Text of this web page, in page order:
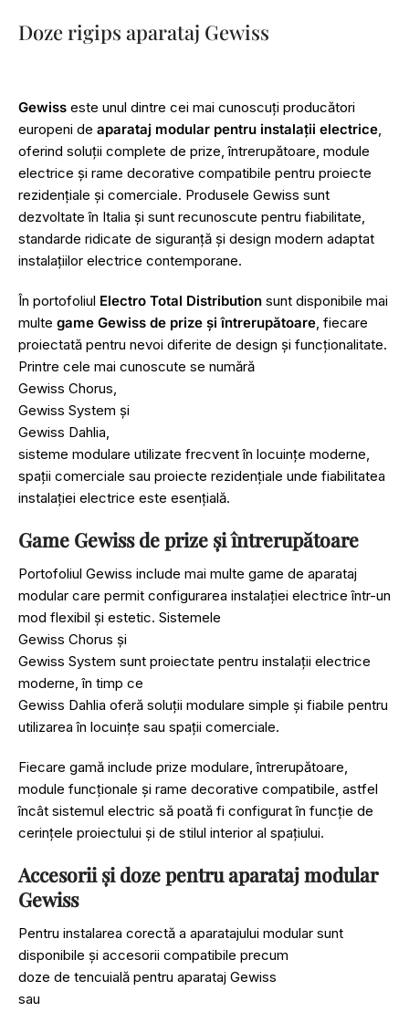
Doze rigips aparataj Gewiss
Gewiss este unul dintre cei mai cunoscuți producători
europeni de aparataj modular pentru instalații electrice,
oferind soluții complete de prize, întrerupătoare, module
electrice și rame decorative compatibile pentru proiecte
rezidențiale și comerciale. Produsele Gewiss sunt
dezvoltate în Italia și sunt recunoscute pentru fiabilitate,
standarde ridicate de siguranță și design modern adaptat
instalațiilor electrice contemporane.
În portofoliul Electro Total Distribution sunt disponibile mai
multe game Gewiss de prize și întrerupătoare, fiecare
proiectată pentru nevoi diferite de design și funcționalitate.
Printre cele mai cunoscute se numără
Gewiss Chorus,
Gewiss System și
Gewiss Dahlia,
sisteme modulare utilizate frecvent în locuințe moderne,
spații comerciale sau proiecte rezidențiale unde fiabilitatea
instalației electrice este esențială.
Game Gewiss de prize și întrerupătoare
Portofoliul Gewiss include mai multe game de aparataj
modular care permit configurarea instalației electrice într-un
mod flexibil și estetic. Sistemele
Gewiss Chorus și
Gewiss System sunt proiectate pentru instalații electrice
moderne, în timp ce
Gewiss Dahlia oferă soluții modulare simple și fiabile pentru
utilizarea în locuințe sau spații comerciale.
Fiecare gamă include prize modulare, întrerupătoare,
module funcționale și rame decorative compatibile, astfel
încât sistemul electric să poată fi configurat în funcție de
cerințele proiectului și de stilul interior al spațiului.
Accesorii și doze pentru aparataj modular
Gewiss
Pentru instalarea corectă a aparatajului modular sunt
disponibile și accesorii compatibile precum
doze de tencuială pentru aparataj Gewiss
sau